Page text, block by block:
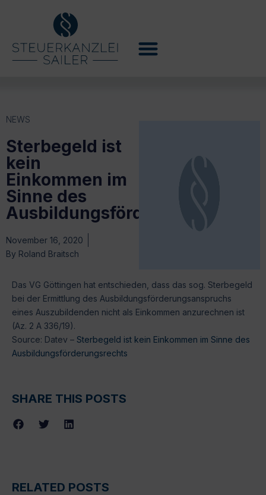
NEWS
Sterbegeld ist
kein
Einkommen im
Sinne des
Ausbildungsförderungsrechts
November 16, 2020
By Roland Braitsch
Das VG Göttingen hat entschieden, dass das sog. Sterbegeld
bei der Ermittlung des Ausbildungsförderungsanspruchs
eines Auszubildenden nicht als Einkommen anzurechnen ist
(Az. 2 A 336/19).
Source: Datev – Sterbegeld ist kein Einkommen im Sinne des
Ausbildungsförderungsrechts
SHARE THIS POSTS
RELATED POSTS